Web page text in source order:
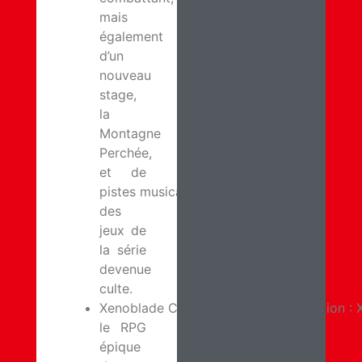
mais
également
d’un
nouveau
stage,
la
Montagne
Perchée,
et de
pistes musicales tirées
des
jeux de
la série
devenue
culte.
Xenoblade Chronicles: Definitive Edition :
le RPG
épique